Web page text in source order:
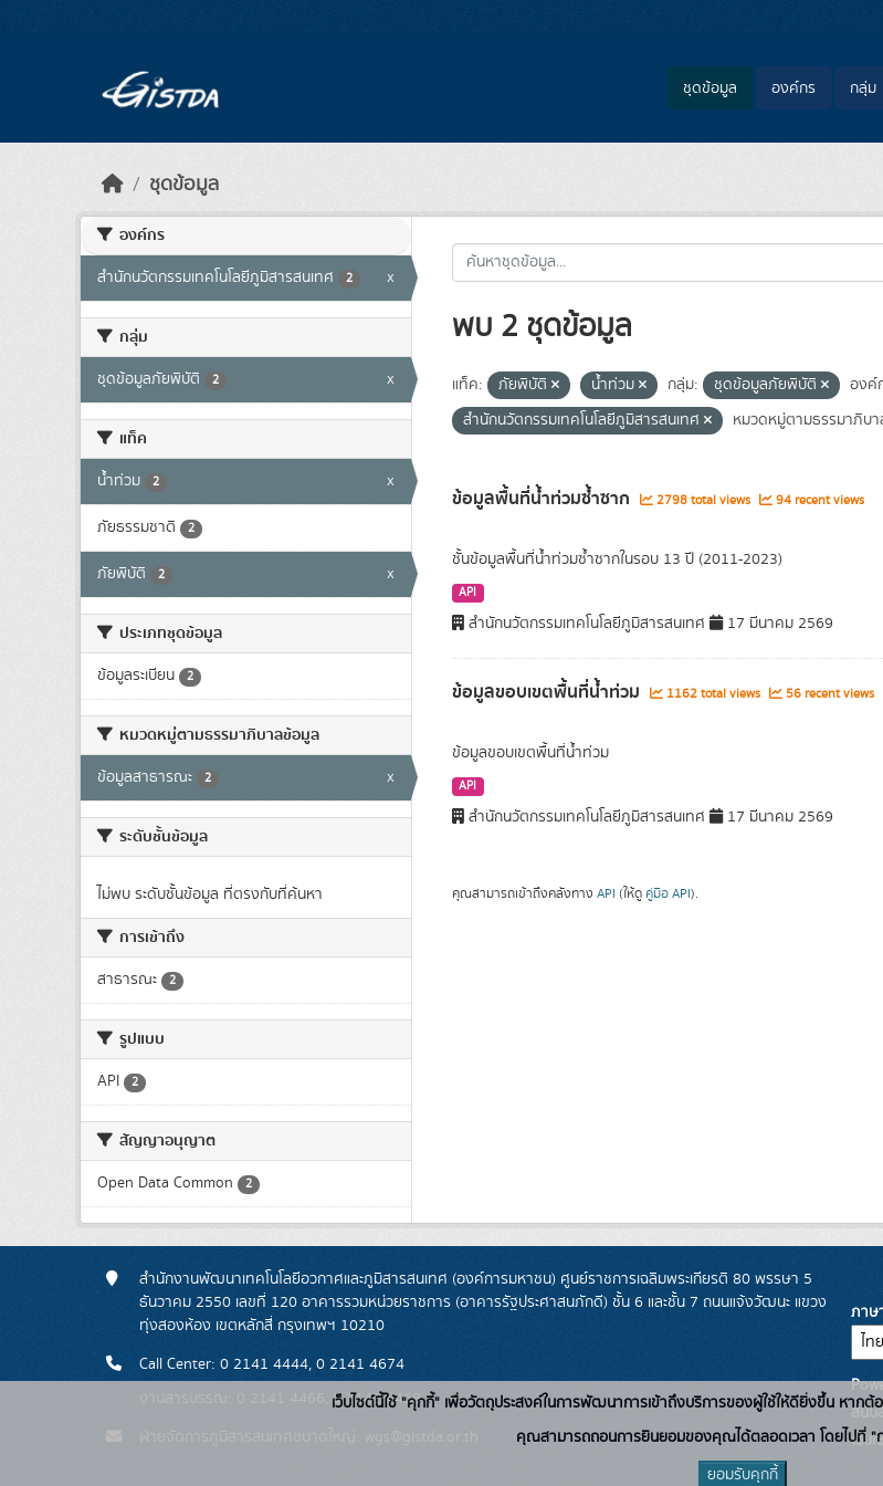
ชุดข้อมูล องค์กร กลุ่ม
ชุดข้อมูล
องค์กร
สำนักนวัตกรรมเทคโนโลยีภูมิสารสนเทศ 2 x
กลุ่ม
ชุดข้อมูลภัยพิบัติ 2 x
แท็ค
น้ำท่วม 2 x
ภัยธรรมชาติ 2
ภัยพิบัติ 2 x
ประเภทชุดข้อมูล
ข้อมูลระเบียน 2
หมวดหมู่ตามธรรมาภิบาลข้อมูล
ข้อมูลสาธารณะ 2 x
ระดับชั้นข้อมูล
ไม่พบ ระดับชั้นข้อมูล ที่ตรงกับที่ค้นหา
การเข้าถึง
สาธารณะ 2
รูปแบบ
API 2
สัญญาอนุญาต
Open Data Common 2
พบ 2 ชุดข้อมูล
แท็ค: ภัยพิบัติ น้ำท่วม กลุ่ม: ชุดข้อมูลภัยพิบัติ
องค์
สำนักนวัตกรรมเทคโนโลยีภูมิสารสนเทศ
หมวดหมู่ตามธรรมาภิบ
ข้อมูลพื้นที่น้ำท่วมซ้ำซาก 2798 total views 94 recent views
ชั้นข้อมูลพื้นที่น้ำท่วมซ้ำซากในรอบ 13 ปี (2011-2023)
API
สำนักนวัตกรรมเทคโนโลยีภูมิสารสนเทศ 17 มีนาคม 2569
ข้อมูลขอบเขตพื้นที่น้ำท่วม 1162 total views 56 recent views
ข้อมูลขอบเขตพื้นที่น้ำท่วม
API
สำนักนวัตกรรมเทคโนโลยีภูมิสารสนเทศ 17 มีนาคม 2569
คุณสามารถเข้าถึงคลังทาง API (ให้ดู คู่มือ API).
สำนักงานพัฒนาเทคโนโลยีอวกาศและภูมิสารสนเทศ (องค์การมหาชน) ศูนย์ราชการเฉลิมพระเกียรติ 80 พรรษา 5
ธันวาคม 2550 เลขที่ 120 อาคารรวมหน่วยราชการ (อาคารรัฐประศาสนภักดี) ชั้น 6 และชั้น 7 ถนนแจ้งวัฒนะ แขวง
ทุ่งสองห้อง เขตหลักสี่ กรุงเทพฯ 10210
Call Center: 0 2141 4444, 0 2141 4674
งานสารบรรณ: 0 2141 4466, 0 2141 4468
ฝ่ายจัดการภูมิสารสนเทศขนาดใหญ่: wgs@gistda.or.th
ภาษ
สนับ
เว็บ
เว็บไซต์นี้ใช้ "คุกกี้" เพื่อวัตถุประสงค์ในการพัฒนาการเข้าถึงบริการของผู้ใช้ให้ดียิ่งขึ้น หาก
คุณสามารถถอนการยินยอมของคุณได้ตลอดเวลา โดยไปที่
ยอมรับคุกกี้